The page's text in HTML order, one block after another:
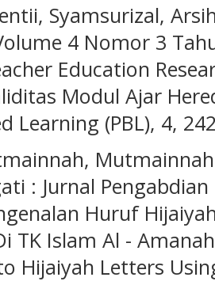
Syamsurizal,
4 Nomor 3
Education
Modul Ajar
Learning (PBL), 4,
: Jurnal
Huruf
TK Islam Al -
Hijaiyah Letters